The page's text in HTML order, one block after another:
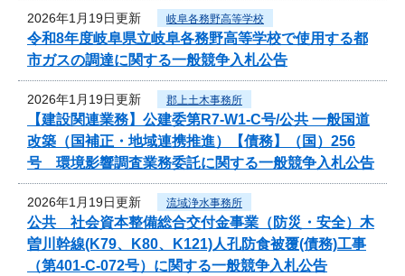
2026年1月19日更新 岐阜各務野高等学校
令和8年度岐阜県立岐阜各務野高等学校で使用する都
市ガスの調達に関する一般競争入札公告
2026年1月19日更新 郡上土木事務所
【建設関連業務】公建委第R7-W1-C号/公共 一般国道
改築（国補正・地域連携推進）【債務】（国）256
号 環境影響調査業務委託に関する一般競争入札公告
2026年1月19日更新 流域浄水事務所
公共 社会資本整備総合交付金事業（防災・安全）木
曽川幹線(K79、K80、K121)人孔防食被覆(債務)工事
（第401-C-072号）に関する一般競争入札公告